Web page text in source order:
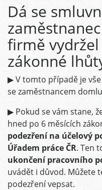
Dá se
firmě
zákonné
▶ V tomto případě je
se zaměstnancem
▶ Pokud se vám stane,
hned po 6 měsících
podezření na účelový
Úřadem práce ČR. Ten
ukončení pracovního
uvádět i důvod. Můžete
podezření vepsat.